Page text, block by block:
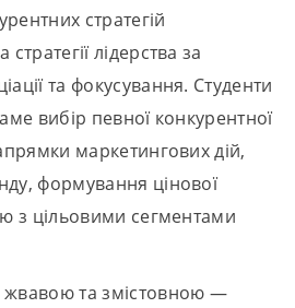
стратегій
лідерства за
та фокусування. Студенти
вибір певної конкурентної
маркетингових дій,
формування цінової
з цільовими сегментами
жвавою та змістовною —